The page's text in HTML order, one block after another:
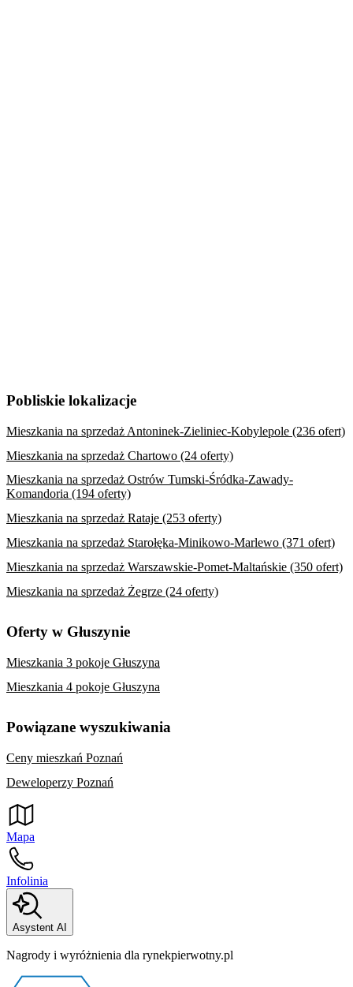
Pobliskie lokalizacje
Mieszkania na sprzedaż Antoninek-Zieliniec-Kobylepole (236 ofert)
Mieszkania na sprzedaż Chartowo (24 oferty)
Mieszkania na sprzedaż Ostrów Tumski-Śródka-Zawady-
Komandoria (194 oferty)
Mieszkania na sprzedaż Rataje (253 oferty)
Mieszkania na sprzedaż Starołęka-Minikowo-Marlewo (371 ofert)
Mieszkania na sprzedaż Warszawskie-Pomet-Maltańskie (350 ofert)
Mieszkania na sprzedaż Żegrze (24 oferty)
Oferty w Głuszynie
Mieszkania 3 pokoje Głuszyna
Mieszkania 4 pokoje Głuszyna
Powiązane wyszukiwania
Ceny mieszkań Poznań
Deweloperzy Poznań
Mapa
Infolinia
Asystent AI
Nagrody i wyróżnienia dla rynekpierwotny.pl